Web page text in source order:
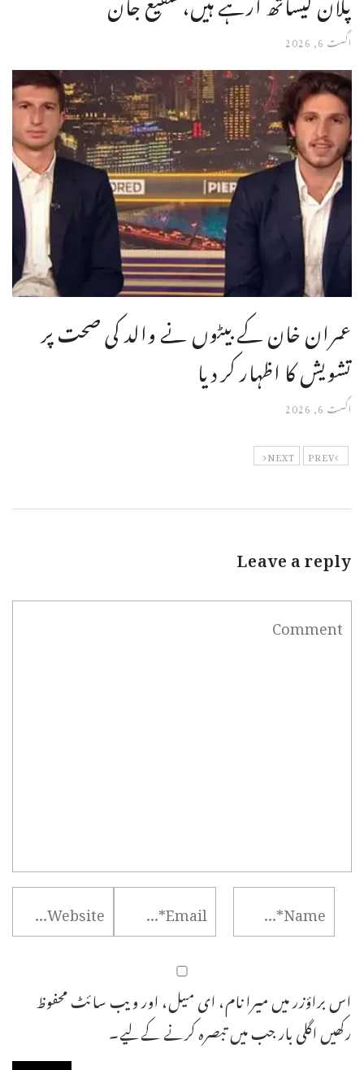
اگست 6, 2026
عمران خان کے بیٹوں نے والد کی صحت پر
تشویش کا اظہار کر دیا
اگست 6, 2026
PREV
NEXT
Leave a reply
اس براؤزر میں میرا نام، ای میل، اور ویب سائٹ محفوظ
رکھیں اگلی بار جب میں تبصرہ کرنے کےلیے۔